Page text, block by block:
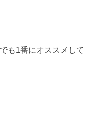
も1番にオススメして